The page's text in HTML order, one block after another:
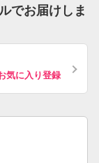
でお届けしま
気に入り登録